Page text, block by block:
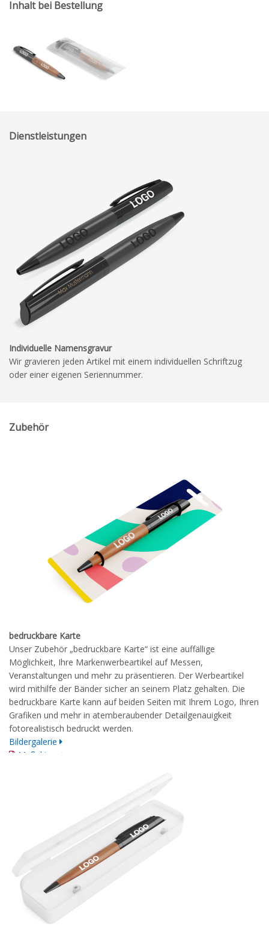
Inhalt bei Bestellung
Dienstleistungen
Individuelle Namensgravur
Wir gravieren jeden Artikel mit einem individuellen Schriftzug
oder einer eigenen Seriennummer.
Zubehör
bedruckbare Karte
Unser Zubehör „bedruckbare Karte“ ist eine auffällige
Möglichkeit, Ihre Markenwerbeartikel auf Messen,
Veranstaltungen und mehr zu präsentieren. Der Werbeartikel
wird mithilfe der Bänder sicher an seinem Platz gehalten. Die
bedruckbare Karte kann auf beiden Seiten mit Ihrem Logo, Ihren
Grafiken und mehr in atemberaubender Detailgenauigkeit
fotorealistisch bedruckt werden.
Bildergalerie
Maßskizze